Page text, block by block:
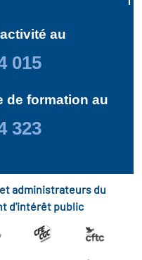
au
015
de formation au
323
administrateurs du
d'intérêt public